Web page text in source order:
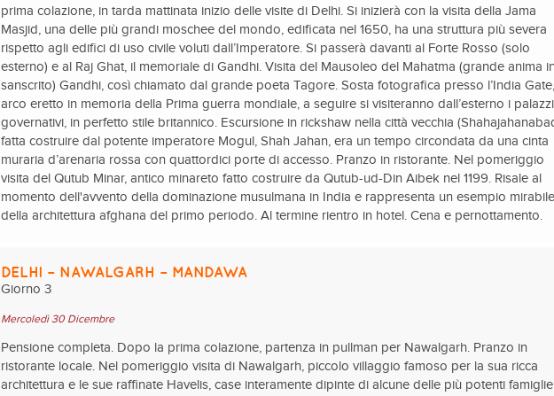
prima colazione, in tarda mattinata inizio delle visite di Delhi. Si inizierà con la visita della Jama
Masjid, una delle più grandi moschee del mondo, edificata nel 1650, ha una struttura più severa
rispetto agli edifici di uso civile voluti dall’Imperatore. Si passerà davanti al Forte Rosso (solo
esterno) e al Raj Ghat, il memoriale di Gandhi. Visita del Mausoleo del Mahatma (grande anima
sanscrito) Gandhi, così chiamato dal grande poeta Tagore. Sosta fotografica presso l’India Gate,
arco eretto in memoria della Prima guerra mondiale, a seguire si visiteranno dall’esterno i palazzi
governativi, in perfetto stile britannico. Escursione in rickshaw nella città vecchia
fatta costruire dal potente imperatore Mogul, Shah Jahan, era un tempo circondata da una cinta
muraria d’arenaria rossa con quattordici porte di accesso. Pranzo in ristorante. Nel pomeriggio
visita del Qutub Minar, antico minareto fatto costruire da Qutub-ud-Din Aibek nel 1199. Risale al
momento dell'avvento della dominazione musulmana in India e rappresenta un esempio mirabile
della architettura afghana del primo periodo. Al termine rientro in hotel. Cena e pernottamento.
DELHI – NAWALGARH – MANDAWA
Giorno 3
Mercoledì 30 Dicembre
Pensione completa. Dopo la prima colazione, partenza in pullman per Nawalgarh. Pranzo in
ristorante locale. Nel pomeriggio visita di Nawalgarh, piccolo villaggio famoso per la sua ricca
architettura e le sue raffinate Havelis, case interamente dipinte di alcune delle più potenti famiglie